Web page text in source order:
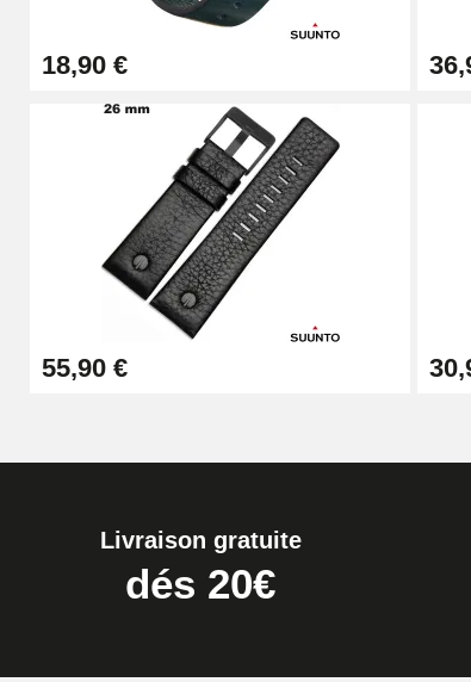
18,90 €
55,90 €
Livraison gratuite
dés 20€